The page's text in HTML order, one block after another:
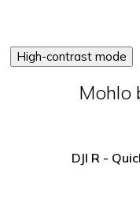
High-contrast mode
Mohlo
DJI R -